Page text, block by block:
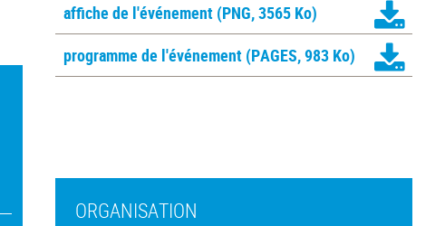
affiche de l'événement (PNG, 3565 Ko)
programme de l'événement (PAGES, 983 Ko)
ORGANISATION